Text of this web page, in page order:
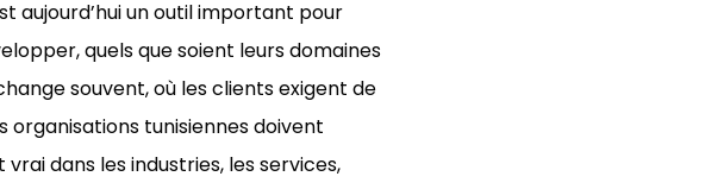
aujourd’hui un outil important pour
quels que soient leurs domaines
souvent, où les clients exigent de
tunisiennes doivent
dans les industries, les services,